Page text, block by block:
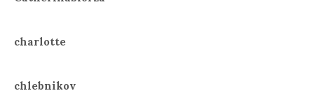
charlotte
chlebnikov